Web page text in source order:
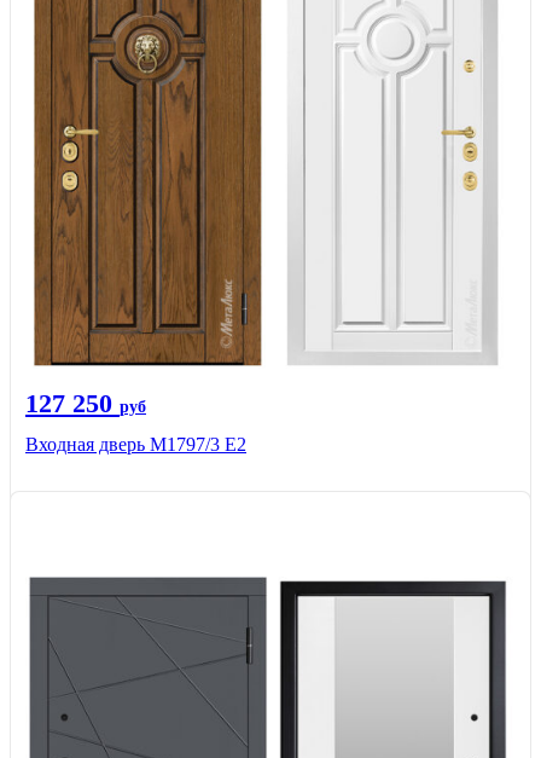
127 250 руб
Входная дверь М1797/3 Е2